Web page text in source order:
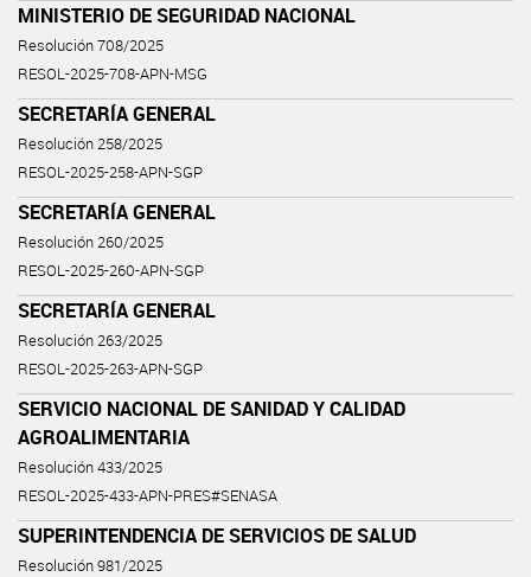
MINISTERIO DE SEGURIDAD NACIONAL
Resolución 708/2025
RESOL-2025-708-APN-MSG
SECRETARÍA GENERAL
Resolución 258/2025
RESOL-2025-258-APN-SGP
SECRETARÍA GENERAL
Resolución 260/2025
RESOL-2025-260-APN-SGP
SECRETARÍA GENERAL
Resolución 263/2025
RESOL-2025-263-APN-SGP
SERVICIO NACIONAL DE SANIDAD Y CALIDAD
AGROALIMENTARIA
Resolución 433/2025
RESOL-2025-433-APN-PRES#SENASA
SUPERINTENDENCIA DE SERVICIOS DE SALUD
Resolución 981/2025